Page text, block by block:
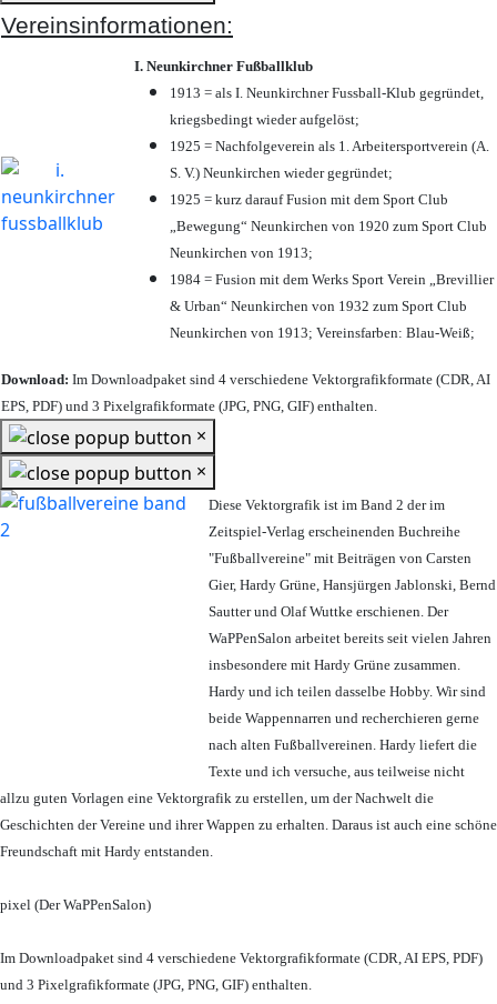
Vereinsinformationen:
I. Neunkirchner Fußballklub
1913 = als I. Neunkirchner Fussball-Klub gegründet,
kriegsbedingt wieder aufgelöst;
1925 = Nachfolgeverein als 1. Arbeitersportverein (A.
S. V.) Neunkirchen wieder gegründet;
1925 = kurz darauf Fusion mit dem Sport Club
„Bewegung“ Neunkirchen von 1920 zum Sport Club
Neunkirchen von 1913;
1984 = Fusion mit dem Werks Sport Verein „Brevillier
& Urban“ Neunkirchen von 1932 zum Sport Club
Neunkirchen von 1913; Vereinsfarben: Blau-Weiß;
Download: Im Downloadpaket sind 4 verschiedene Vektorgrafikformate (CDR, AI
EPS, PDF) und 3 Pixelgrafikformate (JPG, PNG, GIF) enthalten.
×
×
Diese Vektorgrafik ist im Band 2 der im
Zeitspiel-Verlag erscheinenden Buchreihe
"Fußballvereine" mit Beiträgen von Carsten
Gier, Hardy Grüne, Hansjürgen Jablonski, Bernd
Sautter und Olaf Wuttke erschienen. Der
WaPPenSalon arbeitet bereits seit vielen Jahren
insbesondere mit Hardy Grüne zusammen.
Hardy und ich teilen dasselbe Hobby. Wir sind
beide Wappennarren und recherchieren gerne
nach alten Fußballvereinen. Hardy liefert die
Texte und ich versuche, aus teilweise nicht
allzu guten Vorlagen eine Vektorgrafik zu erstellen, um der Nachwelt die
Geschichten der Vereine und ihrer Wappen zu erhalten. Daraus ist auch eine schöne
Freundschaft mit Hardy entstanden.
pixel (Der WaPPenSalon)
Im Downloadpaket sind 4 verschiedene Vektorgrafikformate (CDR, AI EPS, PDF)
und 3 Pixelgrafikformate (JPG, PNG, GIF) enthalten.